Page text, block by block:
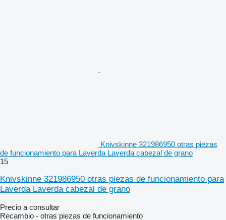
Knivskinne 321986950 otras piezas
de funcionamiento para Laverda Laverda cabezal de grano
15
Knivskinne 321986950 otras piezas de funcionamiento para
Laverda Laverda cabezal de grano
Precio a consultar
Recambio - otras piezas de funcionamiento